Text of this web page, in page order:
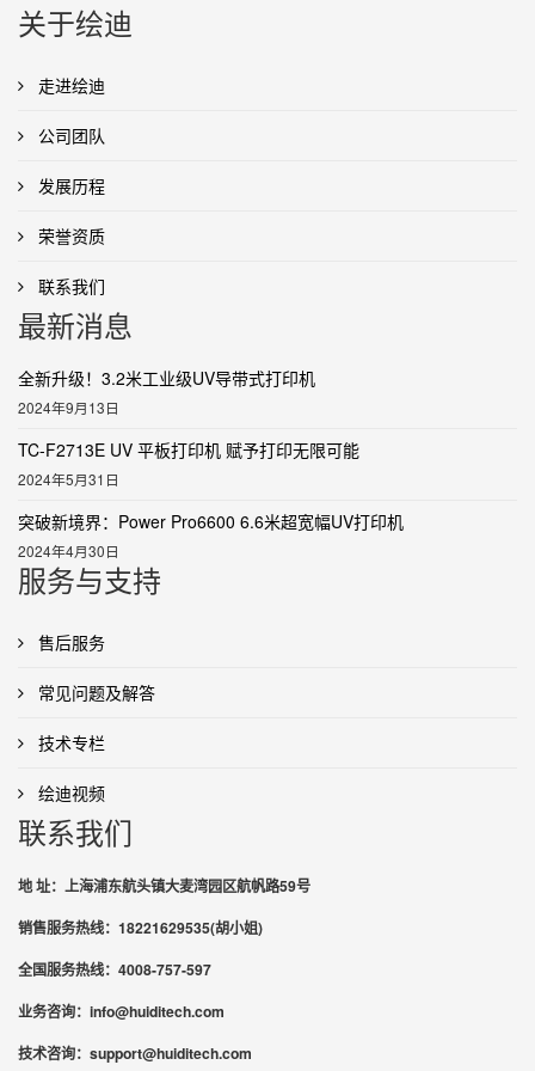
关于绘迪
走进绘迪
公司团队
发展历程
荣誉资质
联系我们
最新消息
全新升级！3.2米工业级UV导带式打印机
2024年9月13日
TC-F2713E UV 平板打印机 赋予打印无限可能
2024年5月31日
突破新境界：Power Pro6600 6.6米超宽幅UV打印机
2024年4月30日
服务与支持
售后服务
常见问题及解答
技术专栏
绘迪视频
联系我们
地 址：上海浦东航头镇大麦湾园区航帆路59号
销售服务热线：18221629535(胡小姐)
全国服务热线：4008-757-597
业务咨询：info@huiditech.com
技术咨询：support@huiditech.com